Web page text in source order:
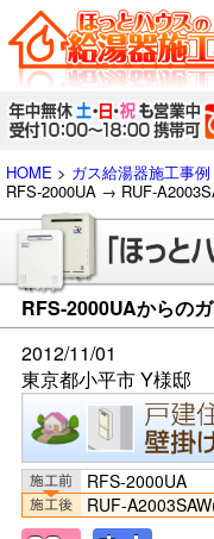
HOME > ガス給湯器施工事例
RFS-2000UA → RUF-
RFS-2000UAからの
2012/11/01
東京都小平市 Y様邸
RFS-2000UA
RUF-